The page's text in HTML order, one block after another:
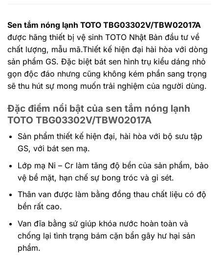
Sen tắm nóng lạnh TOTO TBG03302V/TBW02017A
được hãng thiết bị vệ sinh TOTO Nhật Bản đầu tư về
chất lượng, mẫu mã.Thiết kế hiện đại hài hòa với dòng
sản phẩm GS. Đặc biệt bát sen hình trụ kiểu dáng nhỏ
gọn độc đáo nhưng cũng không kém phần sang trọng
sẽ thu hút sự mong muốn trải nghiệm của người dùng.
Đặc điểm nổi bật của sen tắm nóng lạnh
TOTO TBG03302V/TBW02017A
Sản phẩm thiết kế hiện đại, hài hòa với bộ sưu tập
GS, với bát sen mạ.
Lớp mạ Ni – Cr làm tăng độ bền của sản phẩm, bảo
vệ bề mặt, hạn chế sự bong tróc và gỉ sét.
Thân van được làm bằng đồng thau chất liệu có độ
bền rất cao.
Van đĩa bằng sứ giúp khóa nước hoàn toàn và
chống lại tình trạng bám cặn bẩn gây hư hại sản
phẩm.